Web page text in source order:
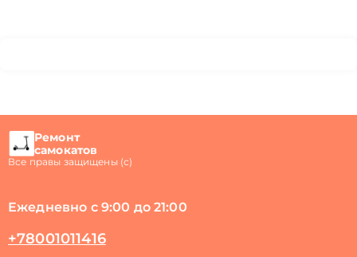
Ремонт
самокатов
Все правы защищены (с)
Ежедневно с 9:00 до 21:00
+78001011416